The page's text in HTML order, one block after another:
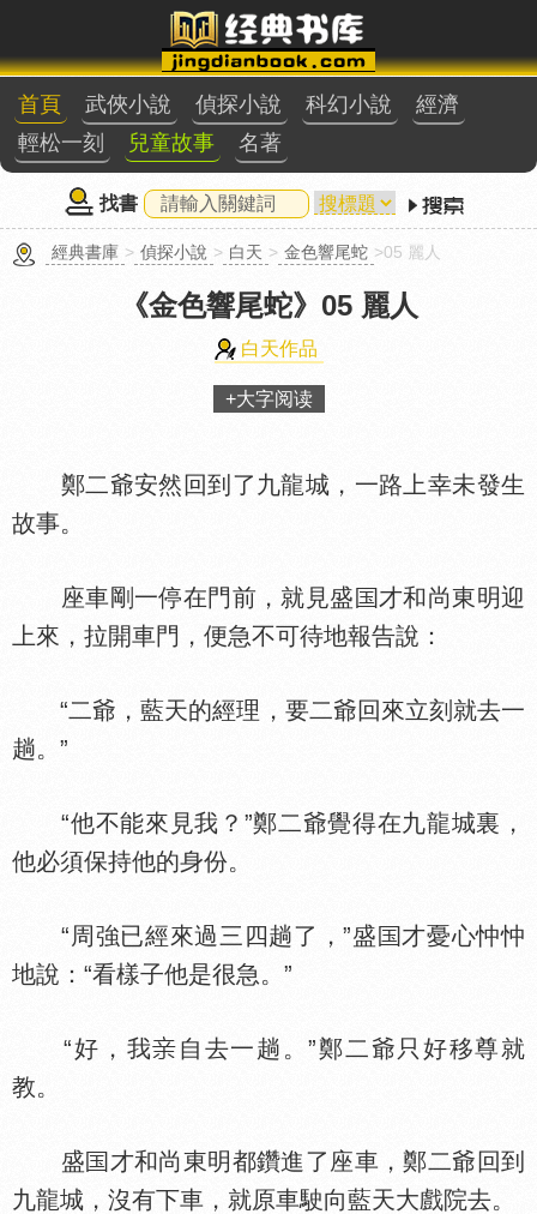
首頁 武俠小說 偵探小說 科幻小說
經濟
輕松一刻
兒童故事 名著
找書
經典書庫 > 偵探小說 > 白天 > 金色響尾蛇 >05 麗人
《金色響尾蛇》 05 麗人
白天作品
+大字阅读
鄭二爺安然回到了九龍城，一路上幸未發生
故事。
座車剛一停在門前，就見盛
才和尚東明迎
上來，拉開車門，便急不可待地報告說：
“二爺，藍天的經理，要二爺回來立刻就去一
趟。”
“他不能來見我？”鄭二爺覺得在九龍城裏，
他必須保持他的身份。
“周強已經來過三四趟了，”盛
才憂心忡忡
地說：“看樣子他是很急。”
“好，我
自去一趟。”鄭二爺只好移尊就
教。
盛
才和尚東明都鑽進了座車，鄭二爺回到
九龍城，沒有下車，就原車駛向藍天大戲院去。